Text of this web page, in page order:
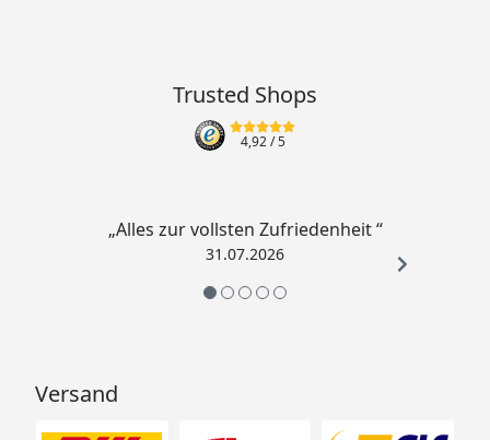
Trusted Shops
4,92/ 5
„Alles zur vollsten Zufriedenheit “
31.07.2026
Versand